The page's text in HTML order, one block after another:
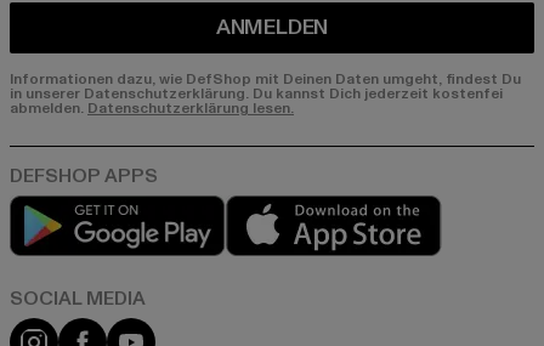
ANMELDEN
Informationen dazu, wie DefShop mit Deinen Daten umgeht, findest Du
in unserer Datenschutzerklärung. Du kannst Dich jederzeit kostenfei
abmelden. Datenschutzerklärung lesen.
Play market
Instagram
FacebookYouTube